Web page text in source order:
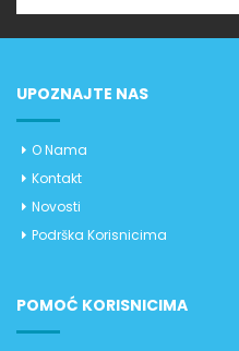
UPOZNAJTE NAS
O Nama
Kontakt
Novosti
Podrška Korisnicima
POMOĆ KORISNICIMA